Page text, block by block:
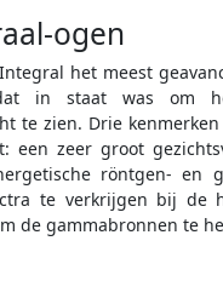
ogen
het meest
in staat was om
te zien. Drie
een zeer groot
röntgen- en
te verkrijgen bij de
de gammabronnen te